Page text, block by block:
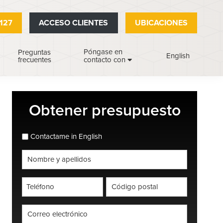
ACCESO CLIENTES UBICACIONES
Preguntas
frecuentes
Póngase en
contacto con
English
Barra
lateral
principal
Obtener presupuesto
Contactame in English
completo
*
*
Código
postal
*